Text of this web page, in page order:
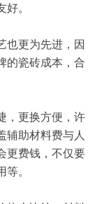
。
也更为先进，因
的瓷砖成本，合
，更换方便，许
辅助材料费与人
更费钱，不仅要
。